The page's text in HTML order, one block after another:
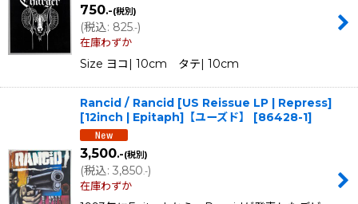
750.-(税別)
(税込: 825.-)
在庫わずか
Size ヨコ| 10cm タテ| 10cm
Rancid / Rancid [US Reissue LP | Repress]
[12inch | Epitaph]【ユーズド】
[86428-1]
3,500.-(税別)
(税込: 3,850.-)
在庫わずか